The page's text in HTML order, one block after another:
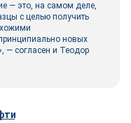
— это, на самом деле,
с целью получить
новых
— согласен и Теодор